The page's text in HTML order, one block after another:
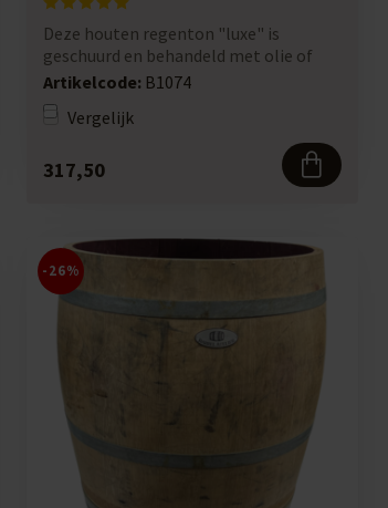
Deze houten regenton "luxe" is
geschuurd en behandeld met olie of
lak.
Let op:...
Artikelcode: B1074
Vergelijk
317,50
-26%